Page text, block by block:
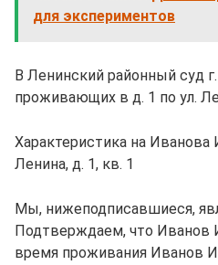
для экспериментов
В Ленинский районный суд
проживающих в д. 1 по ул.
Характеристика на Иванова
Ленина, д. 1, кв. 1
Мы, нижеподписавшиеся,
Подтверждаем, что Иванов
время проживания Иванов